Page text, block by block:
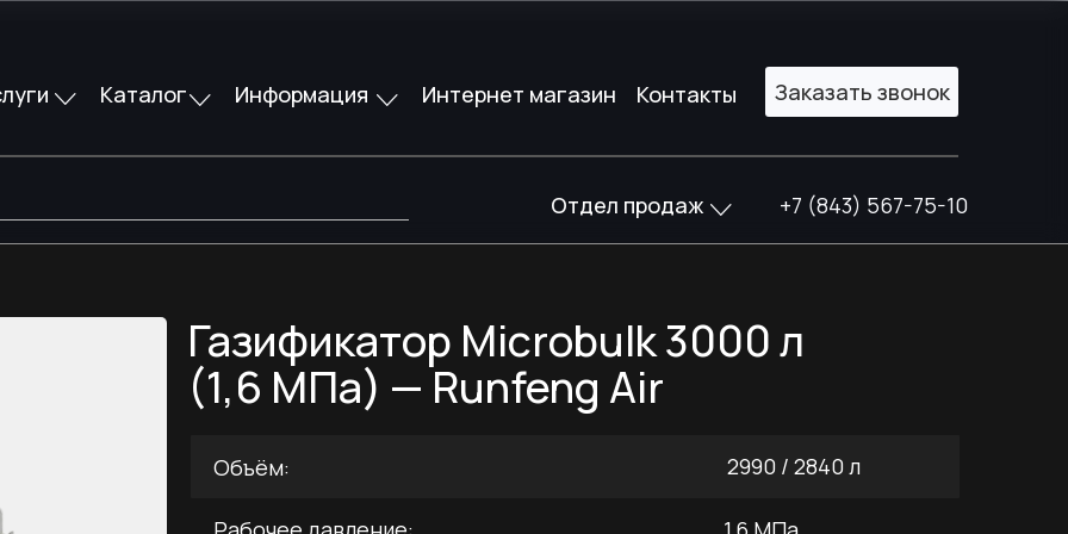
Отдел продаж +7 (843) 567-75-10
Заказать звонок
Каталог Информация Интернет магазин Контакты
Интернет магазин Контакты
Каталог Информация Заказать звонок
Газификатор Microbulk 3000 л
(1,6 МПа) — Runfeng Air
Объём: 2990 / 2840 л